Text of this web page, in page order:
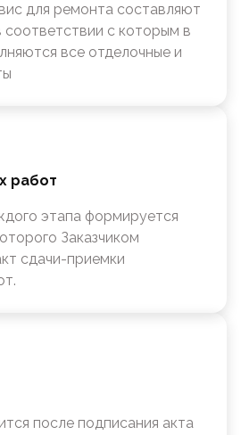
для ремонта составляют
соответствии с которым в
все отделочные и
работ
этапа формируется
Заказчиком
сдачи-приемки
после подписания акта